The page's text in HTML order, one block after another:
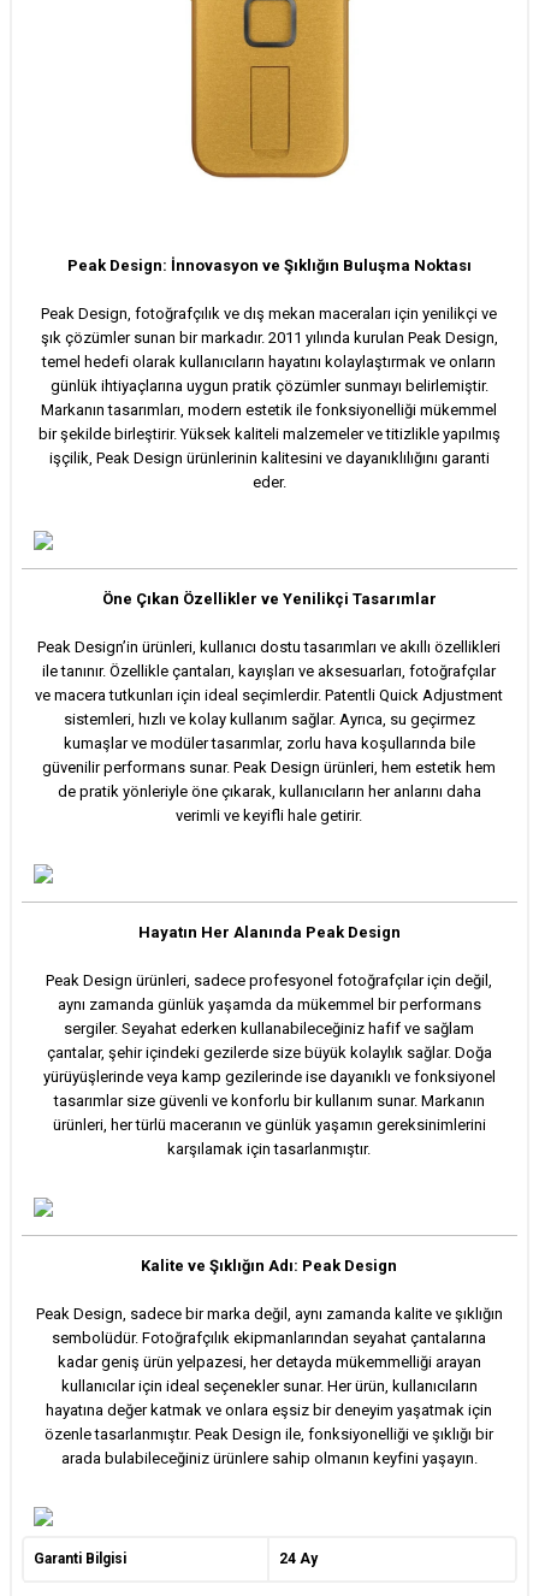
Peak Design: İnnovasyon ve Şıklığın Buluşma Noktası
Peak Design, fotoğrafçılık ve dış mekan maceraları için yenilikçi ve
şık çözümler sunan bir markadır. 2011 yılında kurulan Peak Design,
temel hedefi olarak kullanıcıların hayatını kolaylaştırmak ve onların
günlük ihtiyaçlarına uygun pratik çözümler sunmayı belirlemiştir.
Markanın tasarımları, modern estetik ile fonksiyonelliği mükemmel
bir şekilde birleştirir. Yüksek kaliteli malzemeler ve titizlikle yapılmış
işçilik, Peak Design ürünlerinin kalitesini ve dayanıklılığını garanti
eder.
Öne Çıkan Özellikler ve Yenilikçi Tasarımlar
Peak Design’in ürünleri, kullanıcı dostu tasarımları ve akıllı özellikleri
ile tanınır. Özellikle çantaları, kayışları ve aksesuarları, fotoğrafçılar
ve macera tutkunları için ideal seçimlerdir. Patentli Quick Adjustment
sistemleri, hızlı ve kolay kullanım sağlar. Ayrıca, su geçirmez
kumaşlar ve modüler tasarımlar, zorlu hava koşullarında bile
güvenilir performans sunar. Peak Design ürünleri, hem estetik hem
de pratik yönleriyle öne çıkarak, kullanıcıların her anlarını daha
verimli ve keyifli hale getirir.
Hayatın Her Alanında Peak Design
Peak Design ürünleri, sadece profesyonel fotoğrafçılar için değil,
aynı zamanda günlük yaşamda da mükemmel bir performans
sergiler. Seyahat ederken kullanabileceğiniz hafif ve sağlam
çantalar, şehir içindeki gezilerde size büyük kolaylık sağlar. Doğa
yürüyüşlerinde veya kamp gezilerinde ise dayanıklı ve fonksiyonel
tasarımlar size güvenli ve konforlu bir kullanım sunar. Markanın
ürünleri, her türlü maceranın ve günlük yaşamın gereksinimlerini
karşılamak için tasarlanmıştır.
Kalite ve Şıklığın Adı: Peak Design
Peak Design, sadece bir marka değil, aynı zamanda kalite ve şıklığın
sembolüdür. Fotoğrafçılık ekipmanlarından seyahat çantalarına
kadar geniş ürün yelpazesi, her detayda mükemmelliği arayan
kullanıcılar için ideal seçenekler sunar. Her ürün, kullanıcıların
hayatına değer katmak ve onlara eşsiz bir deneyim yaşatmak için
özenle tasarlanmıştır. Peak Design ile, fonksiyonelliği ve şıklığı bir
arada bulabileceğiniz ürünlere sahip olmanın keyfini yaşayın.
Garanti Bilgisi 24 Ay